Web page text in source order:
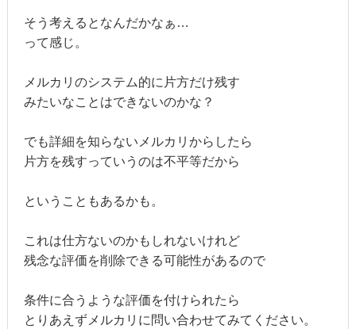
そう考えるとなんだかなぁ…
って感じ。
メルカリのシステム的に片方だけ残す
みたいなことはできないのかな？
でも詳細を知らないメルカリからしたら
片方を残すっていうのは不平等だから
ということもあるかも。
これは仕方ないのかもしれないけれど
残念な評価を削除できる可能性があるので
条件に合うような評価を付けられたら
とりあえずメルカリに問い合わせてみてください。